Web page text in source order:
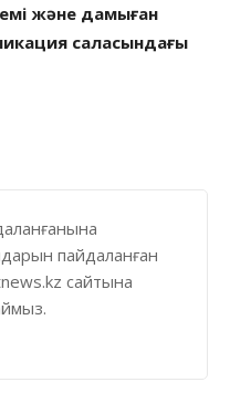
және дамыған
саласындағы
пайдаланған
сайтына